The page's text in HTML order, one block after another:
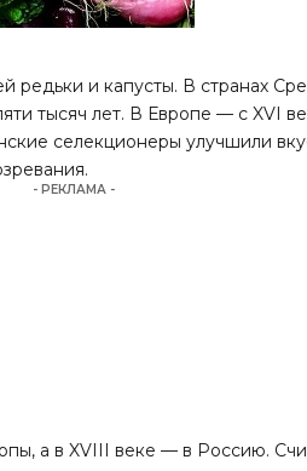
редьки и капусты. В странах
тысяч лет. В Европе — с XVI
селекционеры улучшили
- РЕКЛАМА -
а в XVIII веке — в Россию.